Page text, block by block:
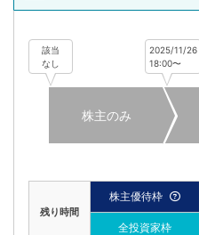
該当
なし
2025/11/26
18:00〜
株主のみ
残り時間
株主優待枠
全投資家枠